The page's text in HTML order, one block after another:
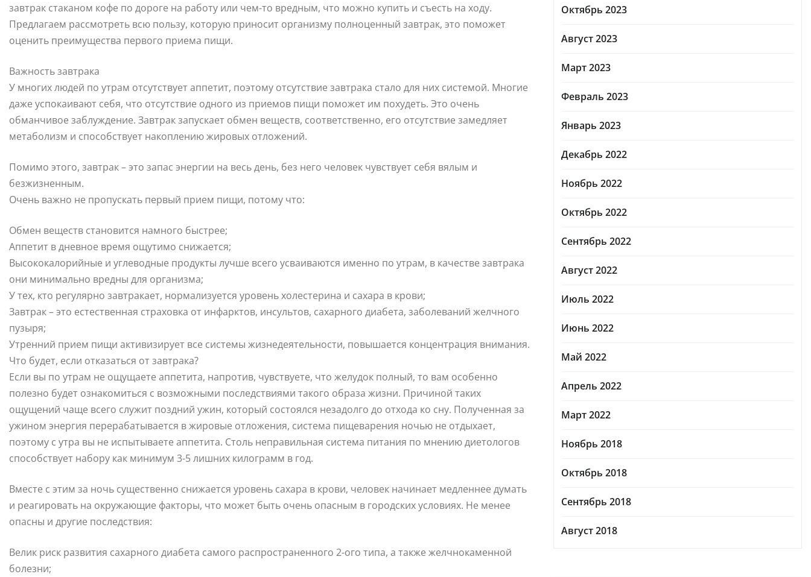
завтрак стаканом кофе по дороге на работу или чем-то вредным, что можно купить и съесть на ходу.
Предлагаем рассмотреть всю пользу, которую приносит организму полноценный завтрак, это поможет
оценить преимущества первого приема пищи.
Важность завтрака
У многих людей по утрам отсутствует аппетит, поэтому отсутствие завтрака стало для них системой. Многие
даже успокаивают себя, что отсутствие одного из приемов пищи поможет им похудеть. Это очень
обманчивое заблуждение. Завтрак запускает обмен веществ, соответственно, его отсутствие замедляет
метаболизм и способствует накоплению жировых отложений.
Помимо этого, завтрак – это запас энергии на весь день, без него человек чувствует себя вялым и
безжизненным.
Очень важно не пропускать первый прием пищи, потому что:
Обмен веществ становится намного быстрее;
Аппетит в дневное время ощутимо снижается;
Высококалорийные и углеводные продукты лучше всего усваиваются именно по утрам, в качестве завтрака
они минимально вредны для организма;
У тех, кто регулярно завтракает, нормализуется уровень холестерина и сахара в крови;
Завтрак – это естественная страховка от инфарктов, инсультов, сахарного диабета, заболеваний желчного
пузыря;
Утренний прием пищи активизирует все системы жизнедеятельности, повышается концентрация внимания.
Что будет, если отказаться от завтрака?
Если вы по утрам не ощущаете аппетита, напротив, чувствуете, что желудок полный, то вам особенно
полезно будет ознакомиться с возможными последствиями такого образа жизни. Причиной таких
ощущений чаще всего служит поздний ужин, который состоялся незадолго до отхода ко сну. Полученная за
ужином энергия перерабатывается в жировые отложения, система пищеварения ночью не отдыхает,
поэтому с утра вы не испытываете аппетита. Столь неправильная система питания по мнению диетологов
способствует набору как минимум 3-5 лишних килограмм в год.
Вместе с этим за ночь существенно снижается уровень сахара в крови, человек начинает медленнее думать
и реагировать на окружающие факторы, что может быть очень опасным в городских условиях. Не менее
опасны и другие последствия:
Велик риск развития сахарного диабета самого распространенного 2-ого типа, а также желчнокаменной
болезни;
Октябрь 2023
Август 2023
Март 2023
Февраль 2023
Январь 2023
Декабрь 2022
Ноябрь 2022
Октябрь 2022
Сентябрь 2022
Август 2022
Июль 2022
Июнь 2022
Май 2022
Апрель 2022
Март 2022
Ноябрь 2018
Октябрь 2018
Сентябрь 2018
Август 2018